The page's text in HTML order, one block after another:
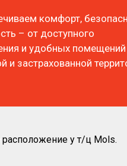
комфорт,
– от доступного
и удобных
и застрахованной
расположение у т/ц Mols.